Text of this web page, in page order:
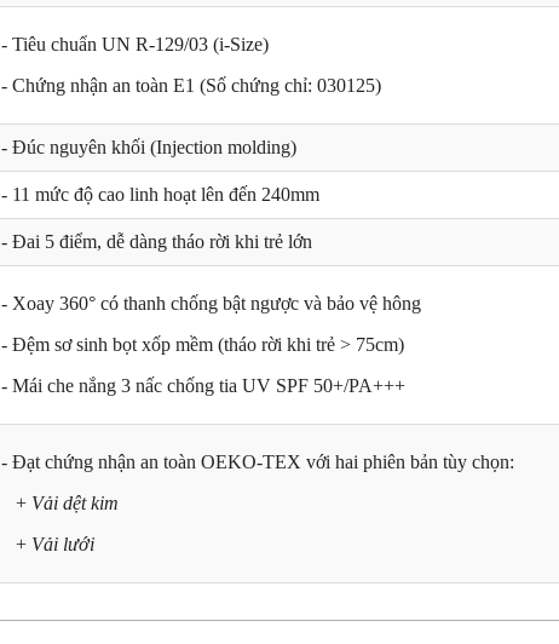
- Tiêu chuẩn UN R-129/03 (i-Size)
- Chứng nhận an toàn E1 (Số chứng chỉ: 030125)
- Đúc nguyên khối (Injection molding)
- 11 mức độ cao linh hoạt lên đến 240mm
- Đai 5 điểm, dễ dàng tháo rời khi trẻ lớn
- Xoay 360° có thanh chống bật ngược và bảo vệ hông
- Đệm sơ sinh bọt xốp mềm (tháo rời khi trẻ > 75cm)
- Mái che nắng 3 nấc chống tia UV SPF 50+/PA+++
- Đạt chứng nhận an toàn OEKO-TEX với hai phiên bản tùy chọn:
+ Vải dệt kim
+ Vải lưới